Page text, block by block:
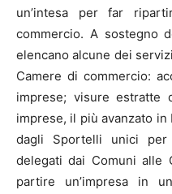
un’intesa per far
commercio. A sostegno
elencano alcune dei
Camere di commercio:
imprese; visure estratte
imprese, il più avanzato
dagli Sportelli unici per
delegati dai Comuni alle
partire un’impresa in